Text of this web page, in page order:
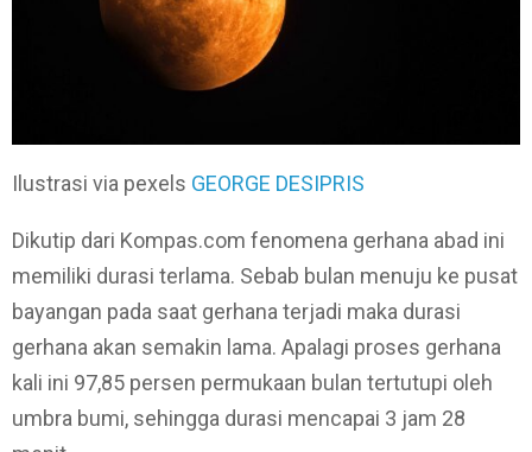
Ilustrasi via pexels GEORGE DESIPRIS
Dikutip dari Kompas.com fenomena gerhana abad ini
memiliki durasi terlama. Sebab bulan menuju ke pusat
bayangan pada saat gerhana terjadi maka durasi
gerhana akan semakin lama. Apalagi proses gerhana
kali ini 97,85 persen permukaan bulan tertutupi oleh
umbra bumi, sehingga durasi mencapai 3 jam 28